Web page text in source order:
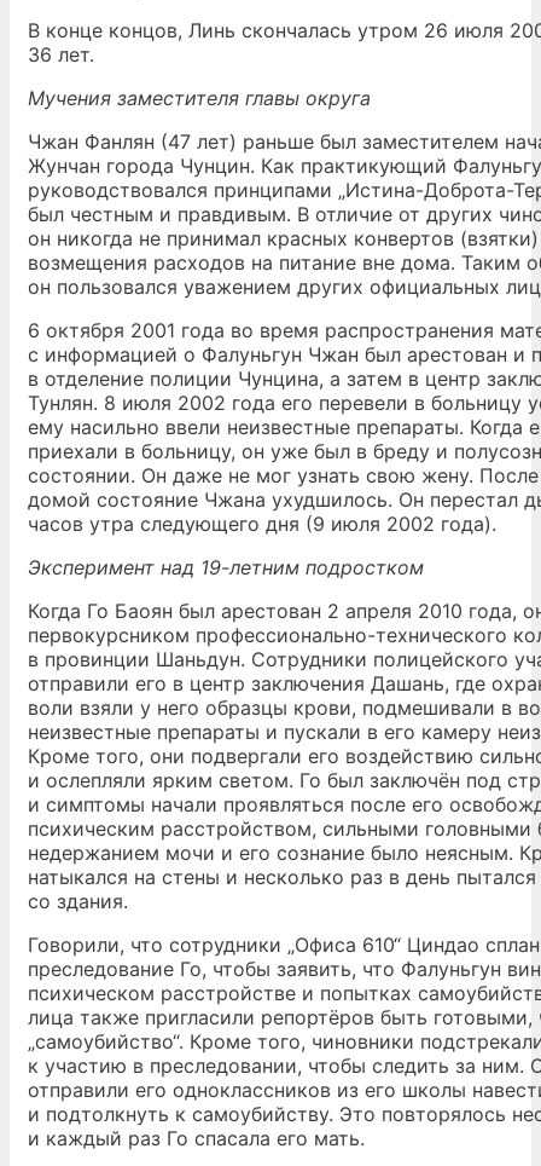
В конце концов, Линь скончалась утром 26 июля
36 лет.
Мучения заместителя главы округа
Чжан Фанлян (47 лет) раньше был заместителем
Жунчан города Чунцин. Как практикующий
руководствовался принципами „Истина-Доброта-
был честным и правдивым. В отличие от других
он никогда не принимал красных конвертов
возмещения расходов на питание вне дома. Таким
он пользовался уважением других официальных
6 октября 2001 года во время распространения
с информацией о Фалуньгун Чжан был арестован и
в отделение полиции Чунцина, а затем в центр
Тунлян. 8 июля 2002 года его перевели в больницу
ему насильно ввели неизвестные препараты. Когда
приехали в больницу, он уже был в бреду и
состоянии. Он даже не мог узнать свою жену.
домой состояние Чжана ухудшилось. Он перестал
часов утра следующего дня (9 июля 2002 года).
Эксперимент над 19-летним подростком
Когда Го Баоян был арестован 2 апреля 2010 года,
первокурсником профессионально-технического
в провинции Шаньдун. Сотрудники полицейского
отправили его в центр заключения Дашань, где
воли взяли у него образцы крови, подмешивали в
неизвестные препараты и пускали в его камеру
Кроме того, они подвергали его воздействию
и ослепляли ярким светом. Го был заключён под
и симптомы начали проявляться после его
психическим расстройством, сильными головными
недержанием мочи и его сознание было неясным.
натыкался на стены и несколько раз в день
со здания.
Говорили, что сотрудники „Офиса 610“ Циндао
преследование Го, чтобы заявить, что Фалуньгун
психическом расстройстве и попытках
лица также пригласили репортёров быть готовыми,
„самоубийство“. Кроме того, чиновники
к участию в преследовании, чтобы следить за ним.
отправили его одноклассников из его школы
и подтолкнуть к самоубийству. Это повторялось
и каждый раз Го спасала его мать.